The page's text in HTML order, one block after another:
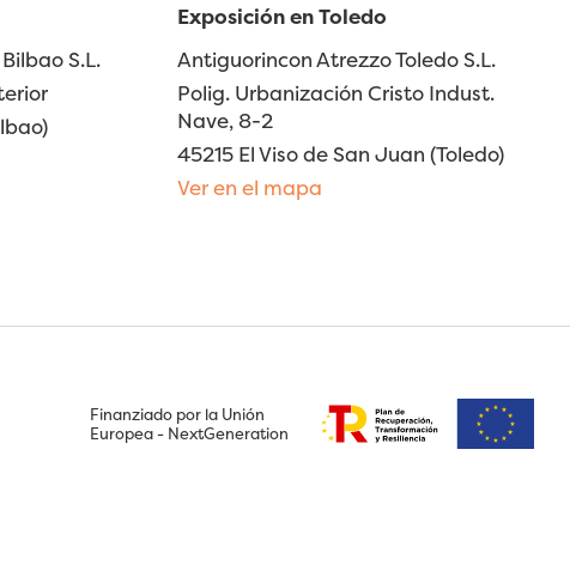
S.L.
Exposición en Toledo
Antiguorincon Atrezzo Toledo S.L.
Polig. Urbanización Cristo Indust.
Nave, 8-2
45215 El Viso de San Juan (Toledo)
Ver en el mapa
Finanziado por la Unión
Europea - NextGeneration